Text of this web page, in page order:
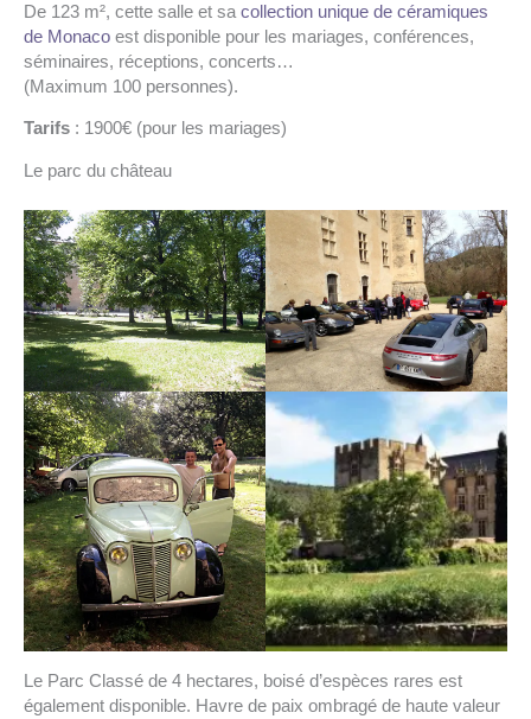
De 123 m², cette salle et sa collection unique de céramiques
de Monaco est disponible pour les mariages, conférences,
séminaires, réceptions, concerts…
(Maximum 100 personnes).
Tarifs : 1900€ (pour les mariages)
Le parc du château
Le Parc Classé de 4 hectares, boisé d’espèces rares est
également disponible. Havre de paix ombragé de haute valeur